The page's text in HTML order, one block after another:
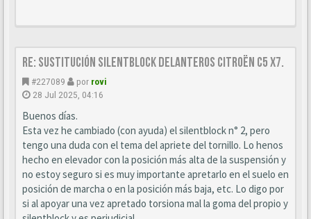
Re: Sustitución SILENTBLOCK delanteros Citroën C5 X7.
#227089 por rovi
28 Jul 2025, 04:16
Buenos días.
Esta vez he cambiado (con ayuda) el silentblock n° 2, pero
tengo una duda con el tema del apriete del tornillo. Lo henos
hecho en elevador con la posición más alta de la suspensión y
no estoy seguro si es muy importante apretarlo en el suelo en
posición de marcha o en la posición más baja, etc. Lo digo por
si al apoyar una vez apretado torsiona mal la goma del propio y